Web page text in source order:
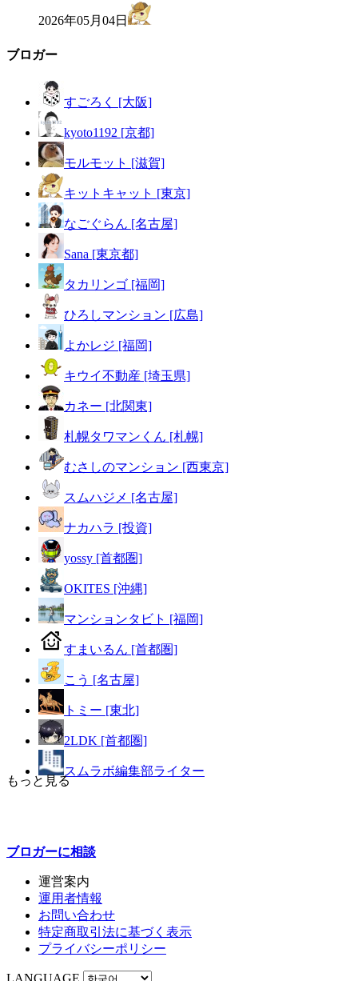
2026年05月04日
ブロガー
すごろく [大阪]
kyoto1192 [京都]
モルモット [滋賀]
キットキャット [東京]
なごぐらん [名古屋]
Sana [東京都]
タカリンゴ [福岡]
ひろしマンション [広島]
よかレジ [福岡]
キウイ不動産 [埼玉県]
カネー [北関東]
札幌タワマンくん [札幌]
むさしのマンション [西東京]
スムハジメ [名古屋]
ナカハラ [投資]
yossy [首都圏]
OKITES [沖縄]
マンションタビト [福岡]
すまいるん [首都圏]
こう [名古屋]
トミー [東北]
2LDK [首都圏]
スムラボ編集部ライター
もっと見る
ブロガーに相談
運営案内
運用者情報
お問い合わせ
特定商取引法に基づく表示
プライバシーポリシー
LANGUAGE